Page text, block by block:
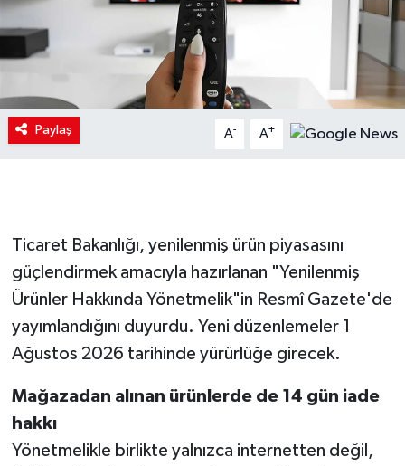
Paylaş A- A+
Ticaret Bakanlığı, yenilenmiş ürün piyasasını
güçlendirmek amacıyla hazırlanan "Yenilenmiş
Ürünler Hakkında Yönetmelik"in Resmî Gazete'de
yayımlandığını duyurdu. Yeni düzenlemeler 1
Ağustos 2026 tarihinde yürürlüğe girecek.
Mağazadan alınan ürünlerde de 14 gün iade
hakkı
Yönetmelikle birlikte yalnızca internetten değil,